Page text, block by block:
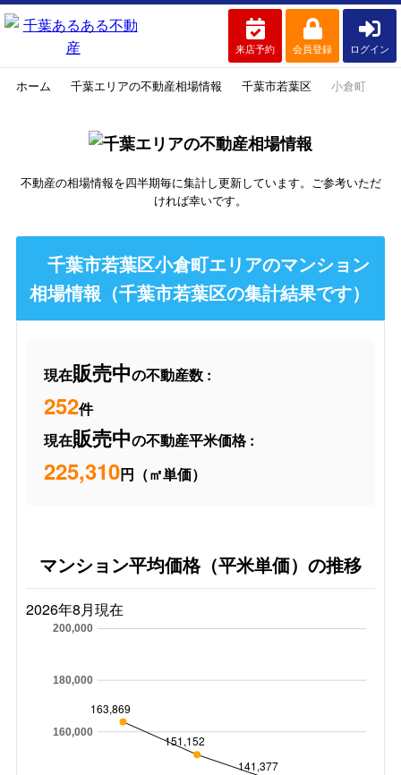
来店予約 会員登録 ログイン
ホーム 千葉エリアの不動産相場情報 千葉市若葉区 小倉町
不動産の相場情報を四半期毎に集計し更新しています。ご参考いただ
ければ幸いです。
千葉市若葉区小倉町エリアのマンション
相場情報（千葉市若葉区の集計結果です）
現在販売中の不動産数 :
252件
現在販売中の不動産平米価格 :
225,310円（㎡単価）
マンション平均価格（平米単価）の推移
2026年8月現在
160,000
180,000
200,000
163,869
151,152
141,377